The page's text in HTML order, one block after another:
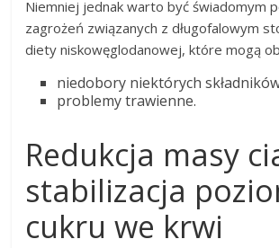
Niemniej jednak warto być świadomym
zagrożeń związanych z długofalowym
diety niskowęglodanowej, które mogą
niedobory niektórych
problemy trawienne.
Redukcja masy
stabilizacja
cukru we krwi